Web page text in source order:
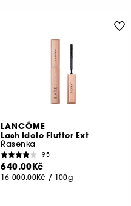
LANCÔME
Lash Idole Flutter Ext
Řasenka
95
640.00Kč
16 000.00Kč / 100g